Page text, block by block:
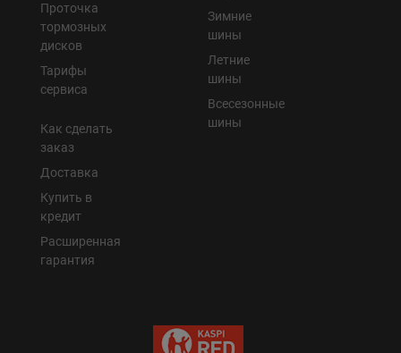
Проточка
тормозных
дисков
Тарифы
сервиса
Как сделать
заказ
Доставка
Купить в
кредит
Расширенная
гарантия
Зимние
шины
Летние
шины
Всесезонные
шины